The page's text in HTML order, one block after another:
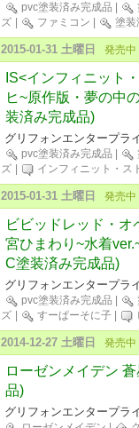
pvc塗装済み完成品
ズ
ファミコン 塗装
2015-01-31 土曜日 発売中
IS<インフィニット
ヒ~原作版・夢の中
装済み完成品)
グリフォンエンタープラ
pvc塗装済み完成品
ズ
インフィニット・ス
2015-01-31 土曜日 発売中
ビビッドレッド・オ
宮ひまわり~水着
C塗装済み完成品)
グリフォンエンタープラ
pvc塗装済み完成品
ズ
すーぱーそに子
2014-12-27 土曜日 発売中
ローゼンメイデン
品)
グリフォンエンタープラ